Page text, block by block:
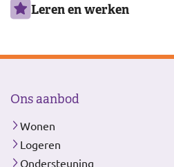
Leren en werken
Ons aanbod
Wonen
Logeren
Ondersteuning